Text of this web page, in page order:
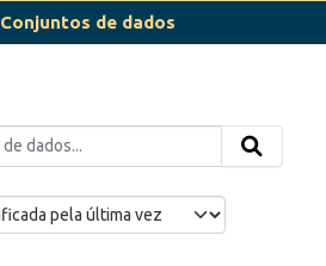
Conjuntos de dados